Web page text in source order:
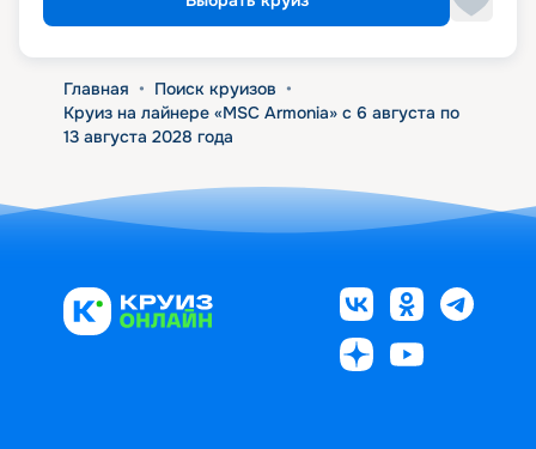
Главная • Поиск круизов •
Круиз на лайнере «MSC Armonia» с 6 августа по
13 августа 2028 года